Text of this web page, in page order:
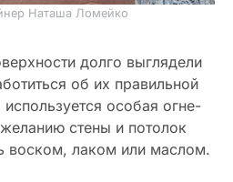
Наташа Ломейко
долго выглядели
об их правильной
особая огне-
стены и потолок
воском, лаком или маслом.